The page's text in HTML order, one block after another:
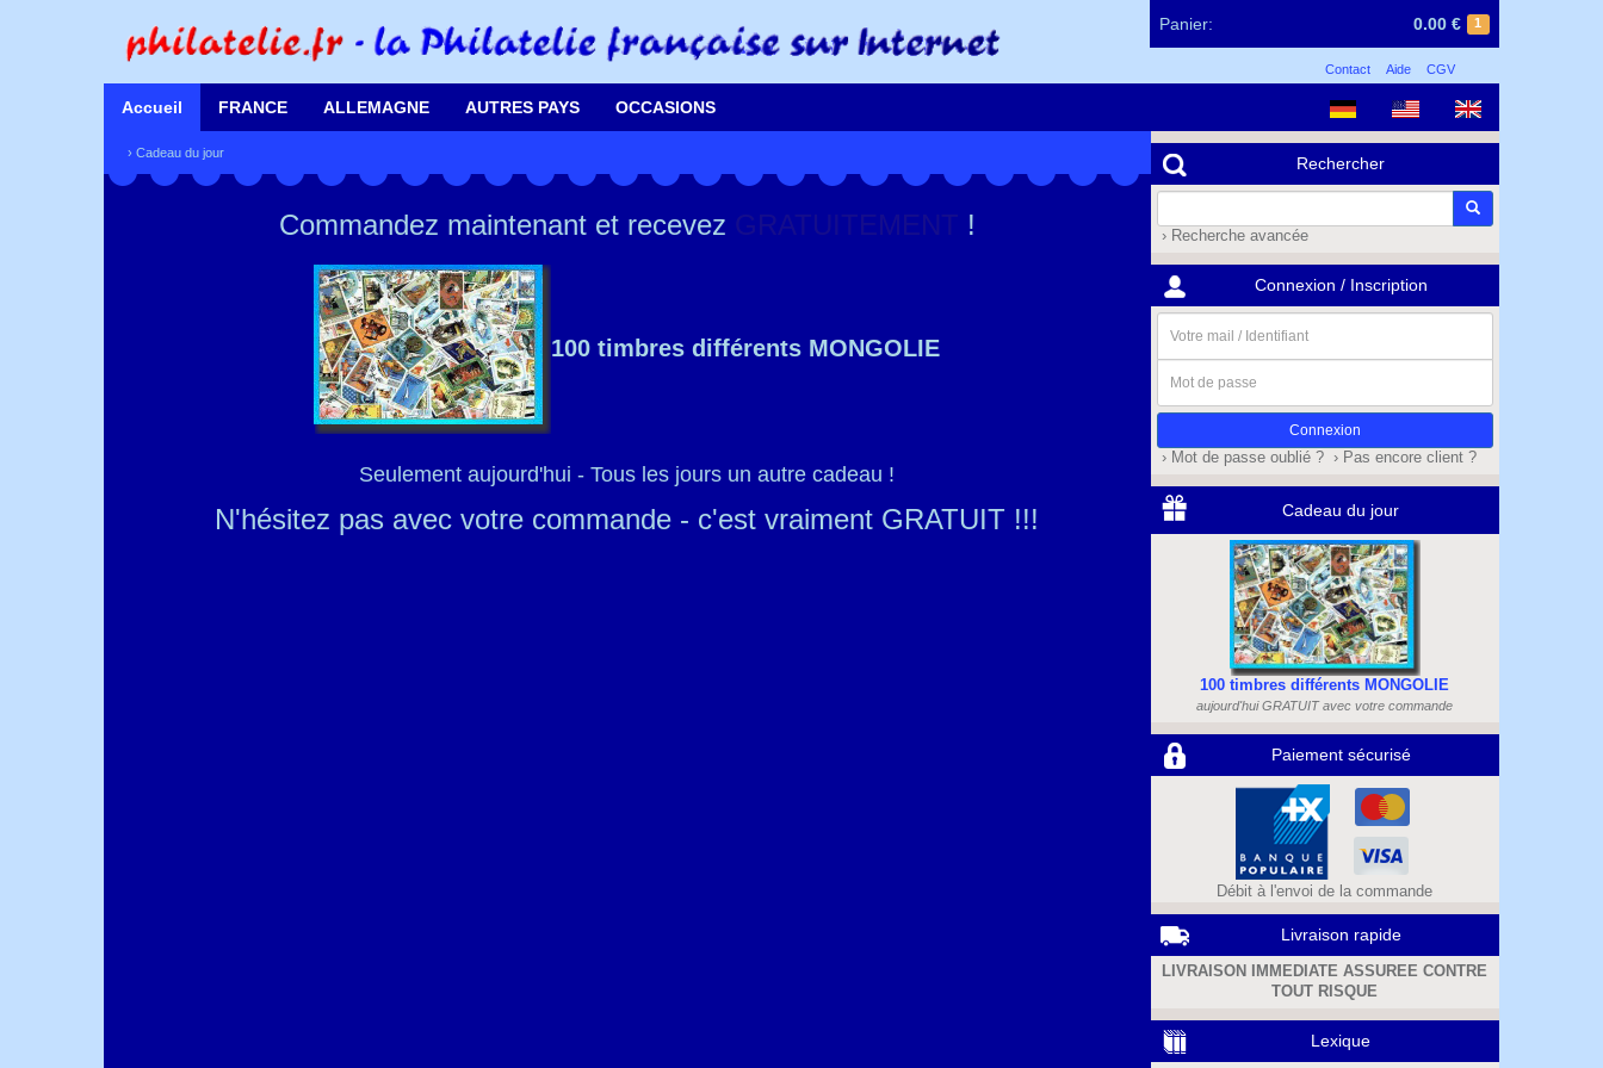
Panier: 1
0.00 €
Contact Aide CGV
Accueil FRANCE ALLEMAGNE AUTRES PAYS OCCASIONS
› Cadeau du jour
Commandez maintenant et recevez !
100 timbres différents MONGOLIE
Seulement aujourd'hui - Tous les jours un autre cadeau !
N'hésitez pas avec votre commande - c'est vraiment GRATUIT !!!
Rechercher
› Recherche avancée
Connexion / Inscription
mail
/
Identifiant
de
passe
› Mot de passe oublié ? › Pas encore client ?
Cadeau du jour
100 timbres différents MONGOLIE
aujourd'hui GRATUIT avec votre commande
Paiement sécurisé
Débit à l'envoi de la commande
Livraison rapide
LIVRAISON IMMEDIATE ASSUREE CONTRE
TOUT RISQUE
Lexique